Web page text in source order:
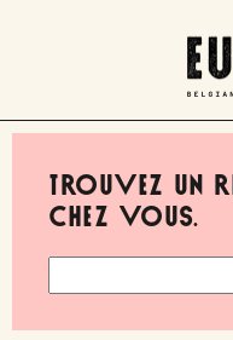
Pâte
Trouvez un
chez vous.